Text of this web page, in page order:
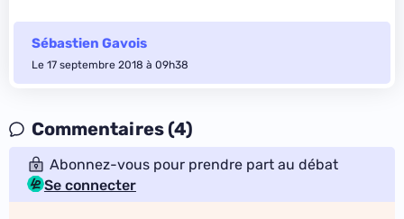
Sébastien Gavois
Le 17 septembre 2018 à 09h38
Commentaires (4)
Abonnez-vous pour prendre part au débat
Se connecter